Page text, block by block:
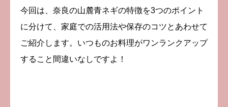
今回は、奈良の山麓青ネギの特徴を3つのポイント
に分けて、家庭での活用法や保存のコツとあわせて
ご紹介します。いつものお料理がワンランクアップ
すること間違いなしですよ！